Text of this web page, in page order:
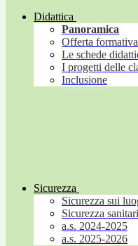
Didattica
Panoramica
Offerta formativa
Le schede
I progetti delle
Inclusione
Sicurezza
Sicurezza sui
Sicurezza
a.s. 2024-2025
a.s. 2025-2026